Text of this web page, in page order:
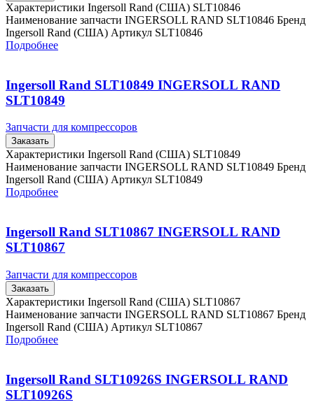
Характеристики Ingersoll Rand (США) SLT10846
Наименование запчасти INGERSOLL RAND SLT10846 Бренд
Ingersoll Rand (США) Артикул SLT10846
Подробнее
Ingersoll Rand SLT10849 INGERSOLL RAND
SLT10849
Запчасти для компрессоров
Заказать
Характеристики Ingersoll Rand (США) SLT10849
Наименование запчасти INGERSOLL RAND SLT10849 Бренд
Ingersoll Rand (США) Артикул SLT10849
Подробнее
Ingersoll Rand SLT10867 INGERSOLL RAND
SLT10867
Запчасти для компрессоров
Заказать
Характеристики Ingersoll Rand (США) SLT10867
Наименование запчасти INGERSOLL RAND SLT10867 Бренд
Ingersoll Rand (США) Артикул SLT10867
Подробнее
Ingersoll Rand SLT10926S INGERSOLL RAND
SLT10926S